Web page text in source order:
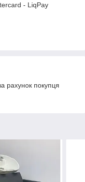
- LiqPay
рахунок покупця